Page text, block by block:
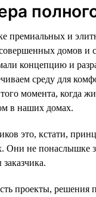
премиальных и
домов и
концепцию и
среду для
момента, когда
в наших домах.
это, кстати,
не понаслышке
проекты,